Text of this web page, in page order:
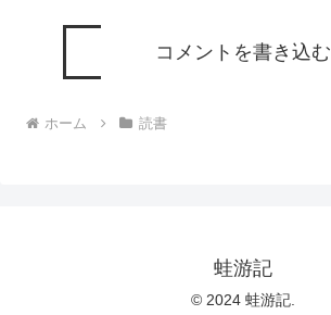
コメントを書き込む
ホーム 読書
蛙游記
© 2024 蛙游記.